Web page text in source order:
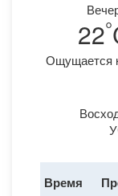
22°
Ощущается
Время